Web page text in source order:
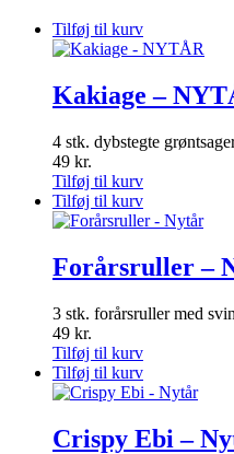
Tilføj til kurv
Kakiage –
4 stk. dybstegte
49 kr.
Tilføj til kurv
Tilføj til kurv
Forårsruller –
3 stk. forårsruller med
49 kr.
Tilføj til kurv
Tilføj til kurv
Crispy Ebi –